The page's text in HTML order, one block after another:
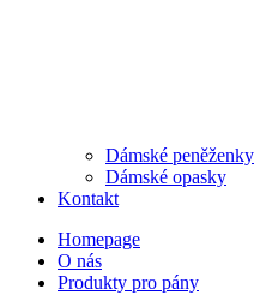
Dámské peněženky
Dámské opasky
Kontakt
Homepage
O nás
Produkty pro pány